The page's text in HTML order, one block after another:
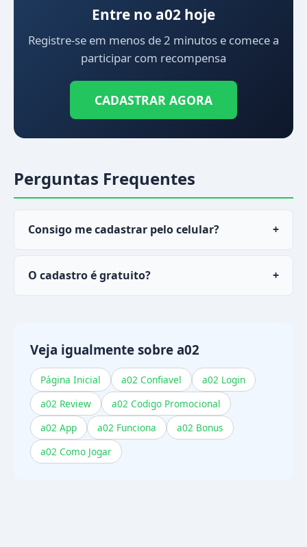
Entre no a02 hoje
Registre-se em menos de 2 minutos e comece a
participar com recompensa
CADASTRAR AGORA
Perguntas Frequentes
Consigo me cadastrar pelo celular?
+
navegador do celular ou pelo app oficial do
a02.
O cadastro é gratuito?
+
quiser começar a participar.
Veja igualmente sobre a02
Página Inicial a02 Confiavel
a02 Login
a02 Review
a02 Codigo Promocional
a02 App
a02 Funciona
a02 Bonus
a02 Como Jogar